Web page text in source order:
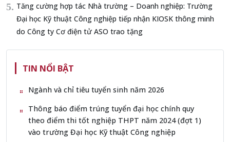
Tăng cường hợp tác Nhà trường – Doanh nghiệp: Trường
Đại học Kỹ thuật Công nghiệp tiếp nhận KIOSK thông minh
do Công ty Cơ điện tử ASO trao tặng
TIN NỔI BẬT
Ngành và chỉ tiêu tuyển sinh năm 2026
Thông báo điểm trúng tuyển đại học chính quy
theo điểm thi tốt nghiệp THPT năm 2024 (đợt 1)
vào trường Đại học Kỹ thuật Công nghiệp